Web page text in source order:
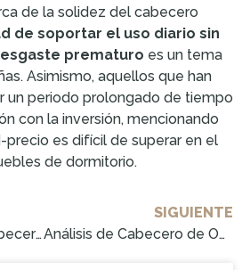
de la solidez del cabecero
de soportar el uso diario sin
prematuro es un tema
Asimismo, aquellos que han
un periodo prolongado de tiempo
con la inversión, mencionando
precio es difícil de superar en el
de dormitorio.
Análisis Completo: Cabecero con Tachuelas – ¡Adquiérelo Hoy Mismo!
SIGUIENTE
Análisis de Cabecero de Obra: ¡Cómpralo Ahora!